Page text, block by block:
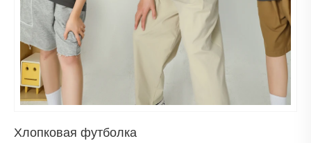
Хлопковая футболка